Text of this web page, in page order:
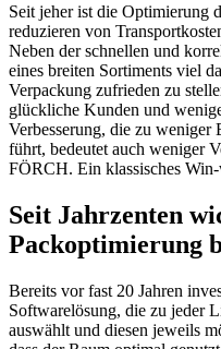
Seit jeher ist die Optimierung
reduzieren von
Neben der schnellen und
eines breiten Sortiments viel
Verpackung zufrieden zu
glückliche Kunden und
Verbesserung, die zu
führt, bedeutet auch weniger
FÖRCH. Ein klassisches
Seit Jahrzenten
Packoptimierung
Bereits vor fast 20 Jahren
Softwarelösung, die zu jeder
auswählt und diesen jeweils